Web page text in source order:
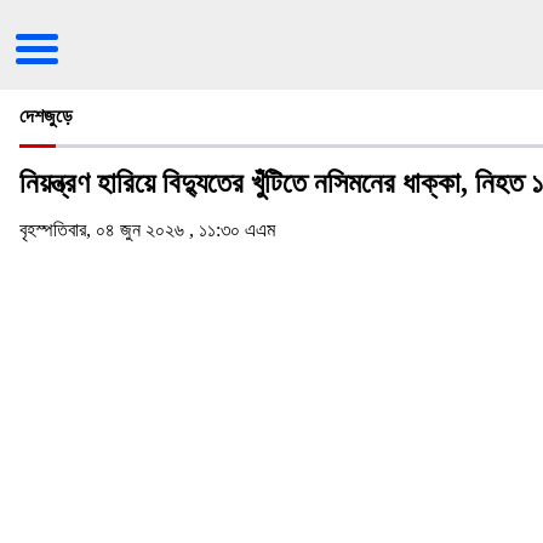
দেশজুড়ে
নিয়ন্ত্রণ হারিয়ে বিদ্যুতের খুঁটিতে নসিমনের ধাক্কা, নিহত ১
বৃহস্পতিবার, ০৪ জুন ২০২৬ , ১১:৩০ এএম